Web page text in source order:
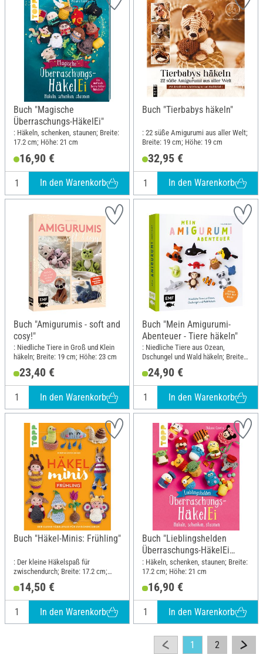
Buch "Magische
Überraschungs-HäkelEi"
: Häkeln, schenken, staunen; Breite:
17.2 cm; Höhe: 21 cm
16,90 €
In den Warenkorb
Buch "Tierbabys häkeln"
: 22 süße Amigurumi aus aller Welt;
Breite: 19 cm; Höhe: 19 cm
32,95 €
In den Warenkorb
Buch "Amigurumis - soft and
cosy!"
: Niedliche Tiere in Groß und Klein
häkeln; Breite: 19 cm; Höhe: 23 cm
23,40 €
In den Warenkorb
Buch "Mein Amigurumi-
Abenteuer - Tiere häkeln"
: Niedliche Tiere aus Ozean,
Dschungel und Wald häkeln; Breite:
21 cm; Höhe: 21 cm
24,90 €
In den Warenkorb
Buch "Häkel-Minis: Frühling"
: Der kleine Häkelspaß für
zwischendurch; Breite: 17.2 cm;
Höhe: 21 cm
14,50 €
In den Warenkorb
Buch "Lieblingshelden
Überraschungs-HäkelEi
(kreativ.kompakt.)"
: Häkeln, schenken, staunen; Breite:
17.2 cm; Höhe: 21 cm
16,90 €
In den Warenkorb
1 2